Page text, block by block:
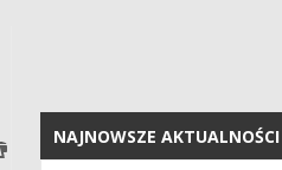
NAJNOWSZE AKTUALNOŚCI
NAJNOWSZE AKTUALNOŚCI